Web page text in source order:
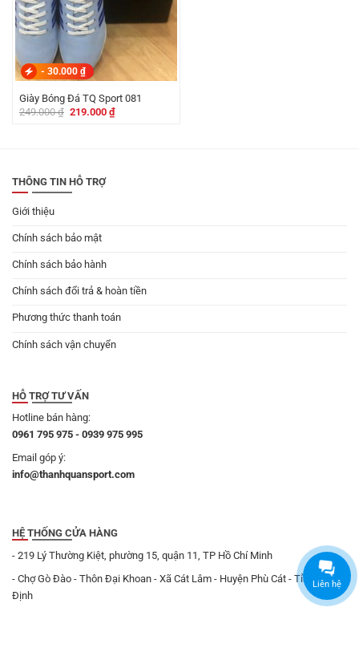
- 30.000 ₫
Giày Bóng Đá TQ Sport 081
249.000₫ Giá
219.000 ₫Giá
hiện
THÔNG TIN HỖ TRỢ
Giới thiệu
Chính sách bảo mật
Chính sách bảo hành
Chính sách đổi trả & hoàn tiền
Phương thức thanh toán
Chính sách vận chuyển
HỖ TRỢ TƯ VẤN
Hotline bán hàng:
0961 795 975 - 0939 975 995
Email góp ý:
info@thanhquansport.com
HỆ THỐNG CỬA HÀNG
- 219 Lý Thường Kiệt, phường 15, quận 11, TP Hồ Chí Minh
- Chợ Gò Đào - Thôn Đại Khoan - Xã Cát Lâm - Huyện Phù Cát - Tỉnh Bình
Định
Liên hệ